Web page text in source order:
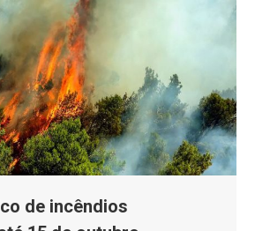
de incêndios